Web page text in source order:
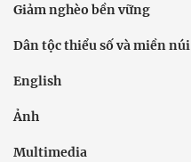
Giảm nghèo bền vững
Dân tộc thiểu số và miền núi
English
Ảnh
Multimedia